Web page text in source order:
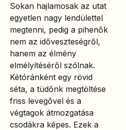
Sokan hajlamosak az utat
egyetlen nagy lendülettel
megtenni, pedig a pihenők
nem az időveszteségről,
hanem az élmény
elmélyítéséről szólnak.
Kétóránként egy rövid
séta, a tüdőnk megtöltése
friss levegővel és a
végtagok átmozgatása
csodákra képes. Ezek a